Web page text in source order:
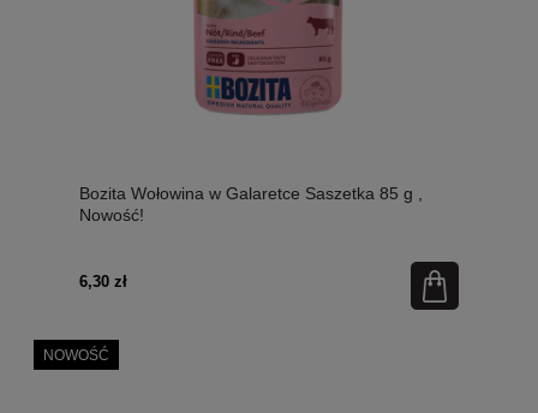
Bozita Wołowina w Galaretce Saszetka 85 g ,
Nowość!
6,30 zł
NOWOŚĆ